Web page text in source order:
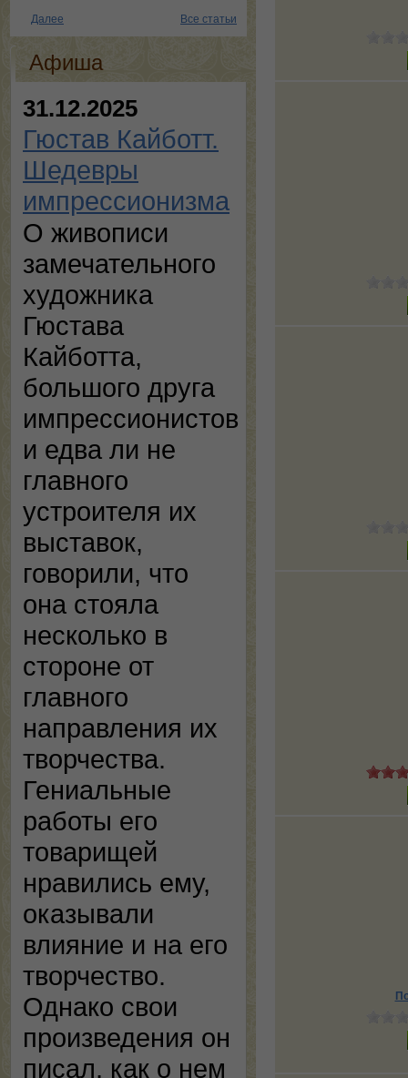
Далее Все статьи
Афиша
31.12.2025
Гюстав Кайботт.
Шедевры
импрессионизма
О живописи
замечательного
художника
Гюстава
Кайботта,
большого друга
импрессионистов
и едва ли не
главного
устроителя их
выставок,
говорили, что
она стояла
несколько в
стороне от
главного
направления их
творчества.
Гениальные
работы его
товарищей
нравились ему,
оказывали
влияние и на его
творчество.
Однако свои
произведения он
писал, как о нем